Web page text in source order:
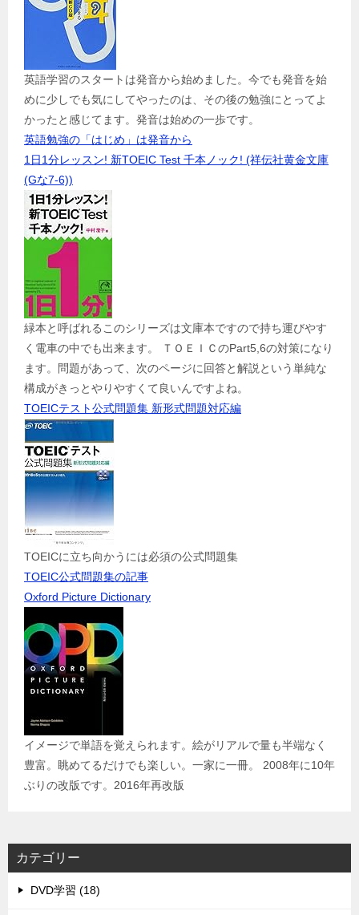
英語学習のスタートは発音から始めました。今でも発音を始
めに少しでも気にしてやったのは、その後の勉強にとってよ
かったと感じてます。発音は始めの一歩です。
英語勉強の「はじめ」は発音から
1日1分レッスン! 新TOEIC Test 千本ノック! (祥伝社黄金文庫
(Gな7-6))
緑本と呼ばれるこのシリーズは文庫本ですので持ち運びやす
く電車の中でも出来ます。 ＴＯＥＩＣのPart5,6の対策になり
ます。問題があって、次のページに回答と解説という単純な
構成がきっとやりやすくて良いんですよね。
TOEICテスト公式問題集 新形式問題対応編
TOEICに立ち向かうには必須の公式問題集
TOEIC公式問題集の記事
Oxford Picture Dictionary
イメージで単語を覚えられます。絵がリアルで量も半端なく
豊富。眺めてるだけでも楽しい。一家に一冊。 2008年に10年
ぶりの改版です。2016年再改版
カテゴリー
DVD学習 (18)